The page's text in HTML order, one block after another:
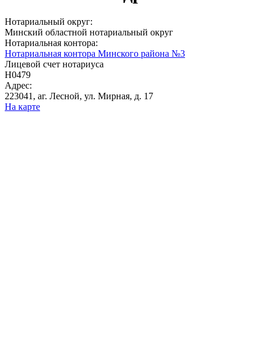
Нотариальный округ:
Минский областной нотариальный округ
Нотариальная контора:
Нотариальная контора Минского района №3
Лицевой счет нотариуса
Н0479
Адрес:
223041, аг. Лесной, ул. Мирная, д. 17
На карте